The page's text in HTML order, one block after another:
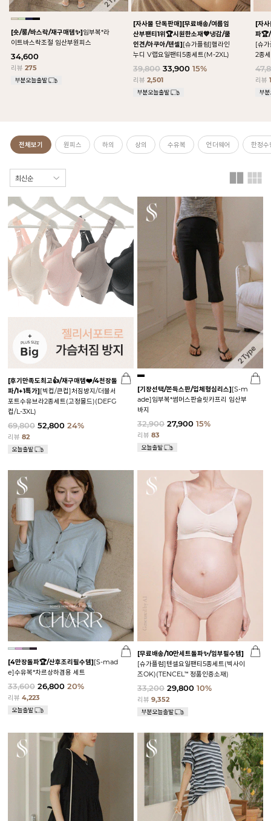
[숏/롱/바스락/재구매템✨]임부복*라
이트바스락조절 임산부원피스
34,600
리뷰 275
[자사몰 단독판매][무료배송/여름임
산부팬티1위🏆시원한소재💙냉감/쿨
인견/아쿠아/텐셀][슈가플럼]햄라인
누디 V랩요일팬티5종세트(M-2XL)
39,800 33,900 15%
리뷰2,501
[자
파
[슈
2종
리뷰
전체보기 원피스 하의 상의 수유복 언더웨어 한정수
[후기만족도최고👍/재구매템❤️/4천장돌
파/1+1특가][빅컵/큰컵]처짐방지/더블서
포트수유브라2종세트(고정몰드)(DEFG
컵/L-3XL)
69,800 52,800 24%
리뷰 82
[기장선택/쫀득스판/입체형심리스][S-m
ade]임부복*썸머스판슬릿카프리 임산부
바지
32,900 27,900 15%
리뷰 83
[4만장돌파🏆/산후조리필수템][S-mad
e]수유복*차르상하겸용 세트
33,600 26,800 20%
리뷰 4,223
[무료배송/10만세트돌파✨/임부필수템]
[슈가플럼]텐셀요일팬티5종세트(빅사이
즈OK)(TENCEL™ 정품인증소재)
33,200 29,800 10%
리뷰 9,352